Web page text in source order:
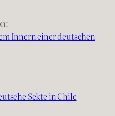
Innern einer deutschen
Sekte in Chile